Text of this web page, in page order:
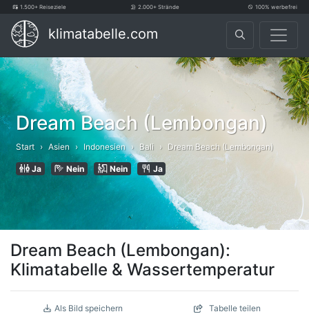
1.500+ Reiseziele 2.000+ Strände 100% werbefrei
klimatabelle.com
Dream Beach (Lembongan)
Start Asien Indonesien Bali Dream Beach (Lembongan)
Ja Nein Nein Ja
Dream Beach (Lembongan):
Klimatabelle & Wassertemperatur
Als Bild speichern Tabelle teilen